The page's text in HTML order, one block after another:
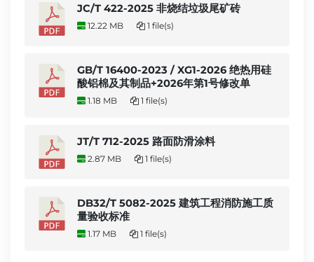
JC/T 422-2025 非烧结垃圾尾矿砖
12.22 MB 1 file(s)
GB/T 16400-2023 / XG1-2026 绝热用硅
酸铝棉及其制品+2026年第1号修改单
1.18 MB 1 file(s)
JT/T 712-2025 路面防滑涂料
2.87 MB 1 file(s)
DB32/T 5082-2025 建筑工程消防施工质
量验收标准
1.17 MB 1 file(s)